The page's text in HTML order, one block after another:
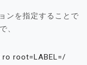
ンを指定することで
、
root=LABEL=/